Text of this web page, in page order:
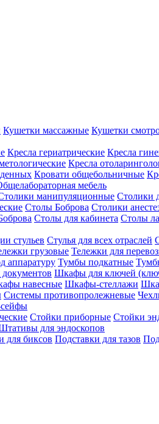
Кушетки массажные Кушетки
Кресла гериатрические Кресла
Кресла
Кровати общебольничные
мебель
манипуляционные Столики
Столы Боброва Столики
Столы для кабинета Столы
стульев Стулья для всех отраслей
грузовые Тележки для
аппаратуру Тумбы подкатные
Шкафы для ключей
навесные Шкафы-стеллажи
Системы противопролежневые
Стойки приборные Стойки
для эндоскопов
для биксов Подставки для тазов